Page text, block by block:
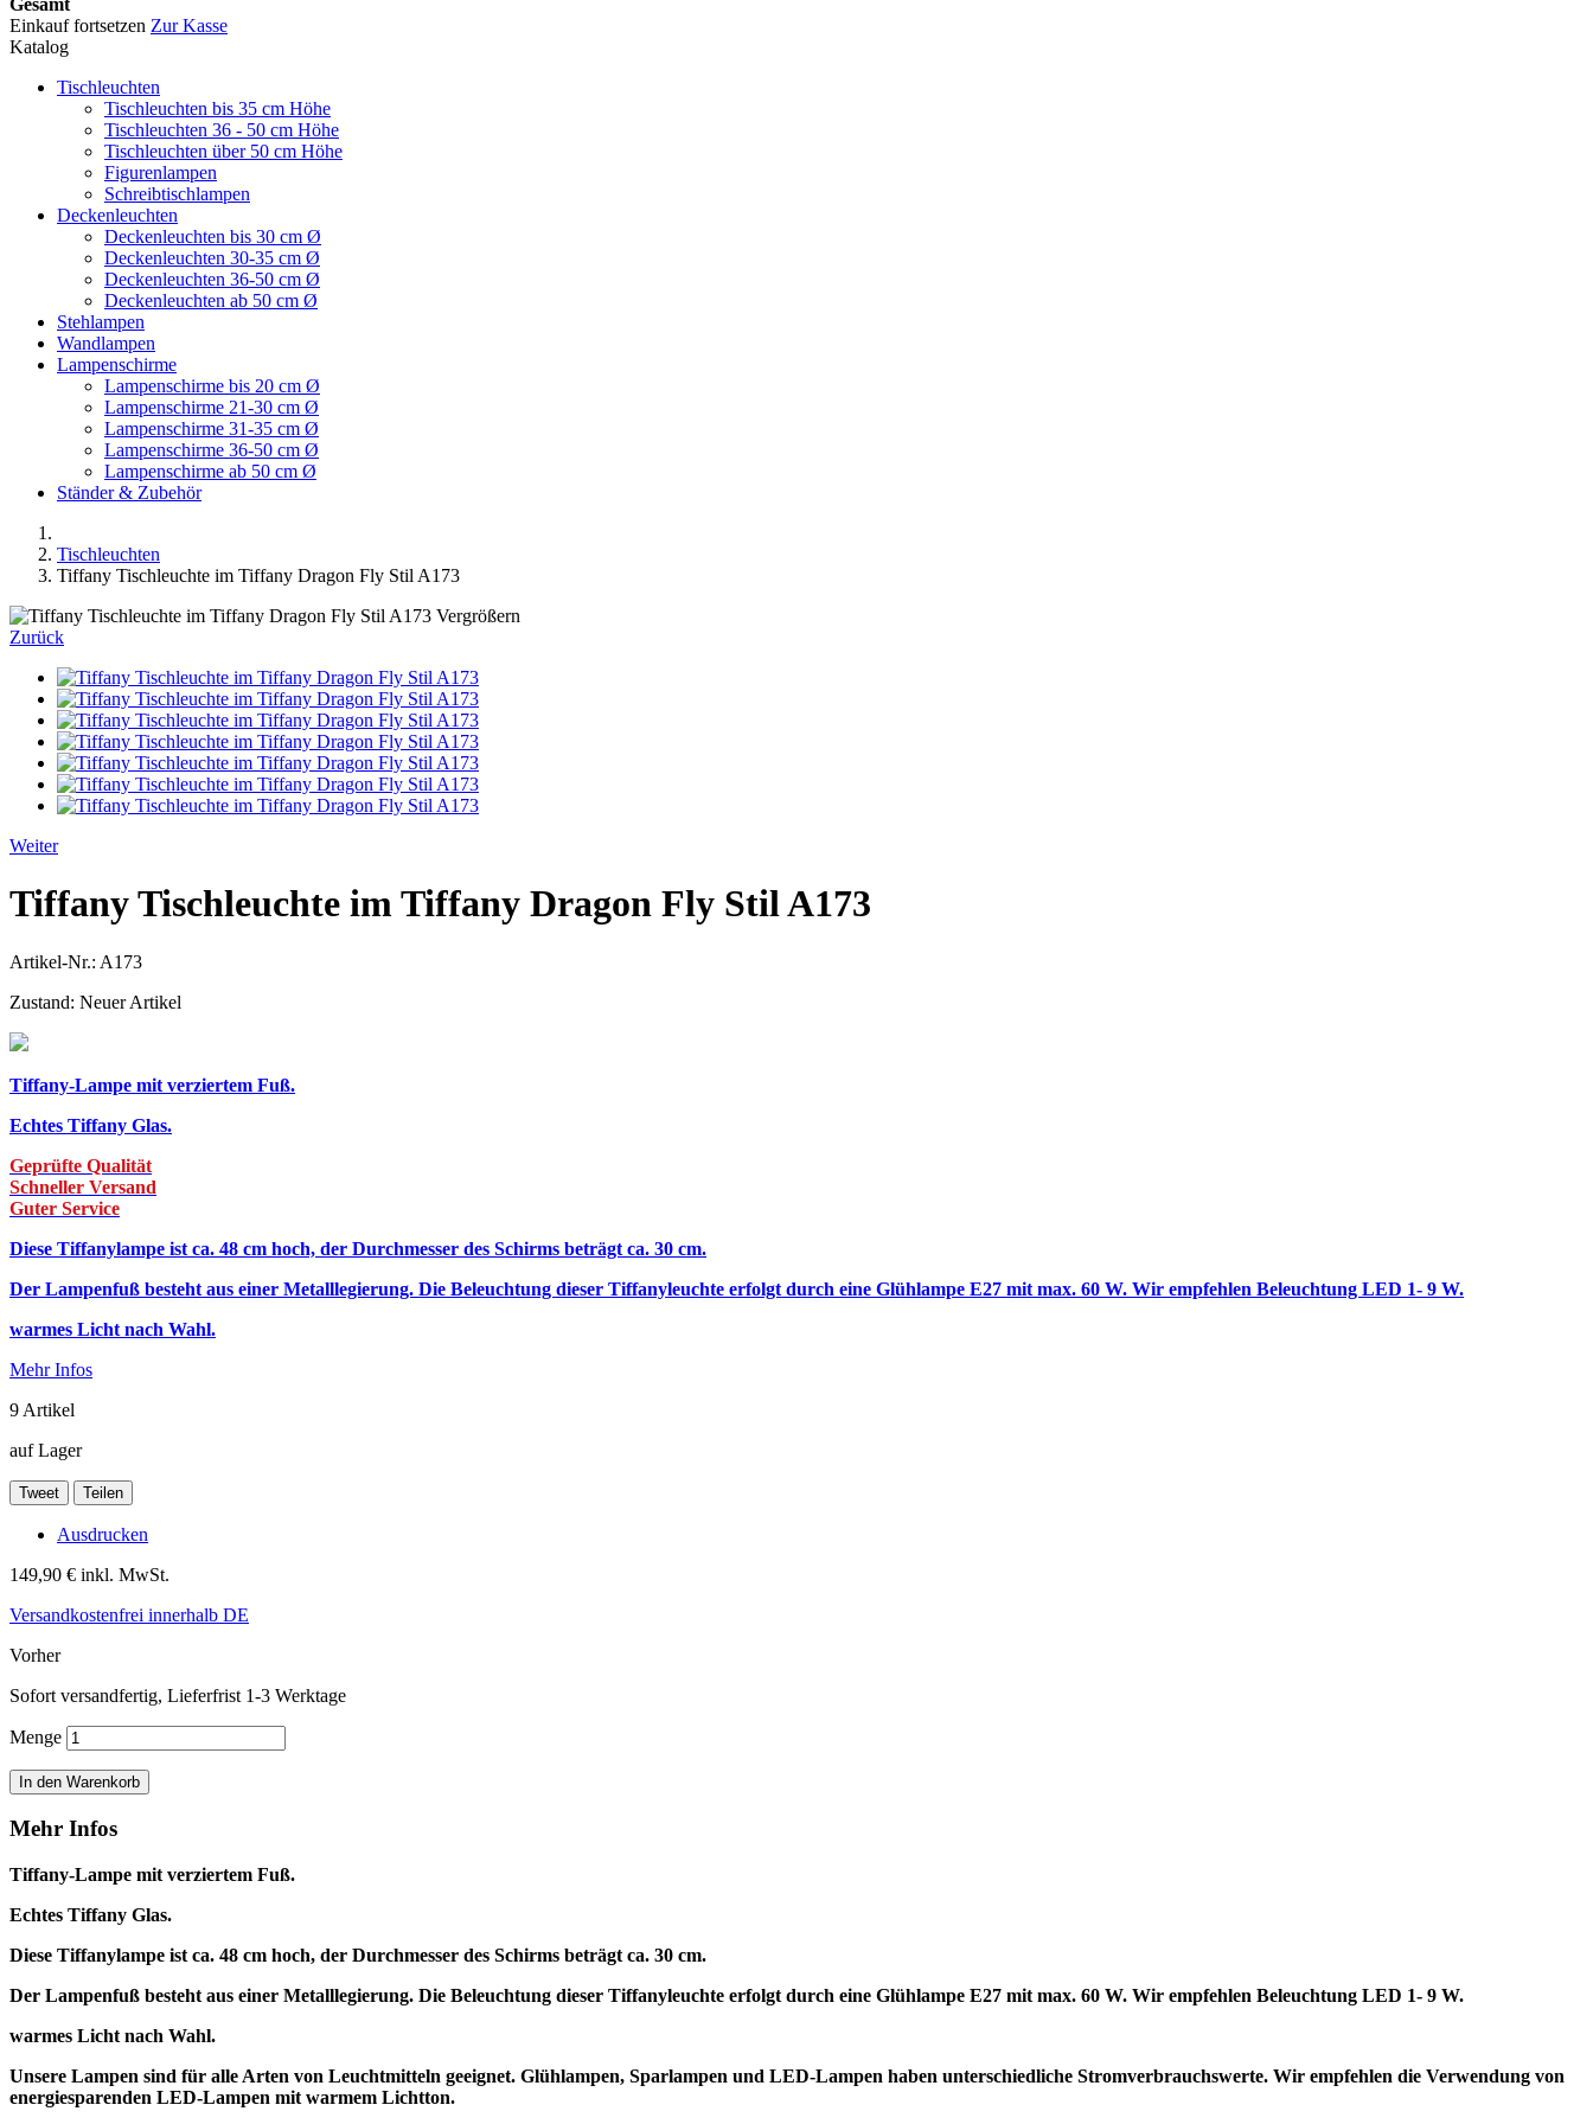
Einkauf fortsetzen Zur Kasse
Katalog
Tischleuchten
Tischleuchten bis 35 cm Höhe
Tischleuchten 36 - 50 cm Höhe
Tischleuchten über 50 cm Höhe
Figurenlampen
Schreibtischlampen
Deckenleuchten
Deckenleuchten bis 30 cm Ø
Deckenleuchten 30-35 cm Ø
Deckenleuchten 36-50 cm Ø
Deckenleuchten ab 50 cm Ø
Stehlampen
Wandlampen
Lampenschirme
Lampenschirme bis 20 cm Ø
Lampenschirme 21-30 cm Ø
Lampenschirme 31-35 cm Ø
Lampenschirme 36-50 cm Ø
Lampenschirme ab 50 cm Ø
Ständer & Zubehör
Tischleuchten
Tiffany Tischleuchte im Tiffany Dragon Fly Stil A173
Vergrößern
Zurück
Weiter
Tiffany Tischleuchte im Tiffany Dragon Fly Stil A173
Artikel-Nr.: A173
Zustand: Neuer Artikel
Tiffany-Lampe mit verziertem Fuß.
Echtes Tiffany Glas.
Geprüfte Qualität
Schneller Versand
Guter Service
Diese Tiffanylampe ist ca. 48 cm hoch, der Durchmesser des Schirms beträgt ca. 30 cm.
Der Lampenfuß besteht aus einer Metalllegierung. Die Beleuchtung dieser Tiffanyleuchte erfolgt durch eine Glühlampe E27 mit max. 60 W. Wir empfehlen Beleuchtung LED 1- 9 W.
warmes Licht nach Wahl.
Mehr Infos
9 Artikel
auf Lager
Tweet Teilen
Ausdrucken
149,90 € inkl. MwSt.
Versandkostenfrei innerhalb DE
Vorher
Sofort versandfertig, Lieferfrist 1-3 Werktage
Menge
In den Warenkorb
Mehr Infos
Tiffany-Lampe mit verziertem Fuß.
Echtes Tiffany Glas.
Diese Tiffanylampe ist ca. 48 cm hoch, der Durchmesser des Schirms beträgt ca. 30 cm.
Der Lampenfuß besteht aus einer Metalllegierung. Die Beleuchtung dieser Tiffanyleuchte erfolgt durch eine Glühlampe E27 mit max. 60 W. Wir empfehlen Beleuchtung LED 1- 9 W.
warmes Licht nach Wahl.
Unsere Lampen sind für alle Arten von Leuchtmitteln geeignet. Glühlampen, Sparlampen und LED-Lampen haben unterschiedliche Stromverbrauchswerte. Wir empfehlen die Verwendung von
energiesparenden LED-Lampen mit warmem Lichtton.